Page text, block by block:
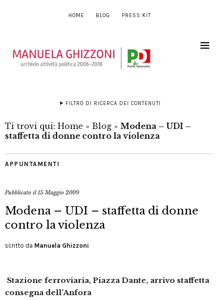
HOME BLOG PRESS KIT
FILTRO DI RICERCA DEI CONTENUTI
Ti trovi qui: Home » Blog » Modena – UDI –
staffetta di donne contro la violenza
APPUNTAMENTI
Pubblicato il15 Maggio 2009
Modena – UDI – staffetta di donne
contro la violenza
scritto da Manuela Ghizzoni
Stazione ferroviaria, Piazza Dante, arrivo staffetta
consegna dell’Anfora